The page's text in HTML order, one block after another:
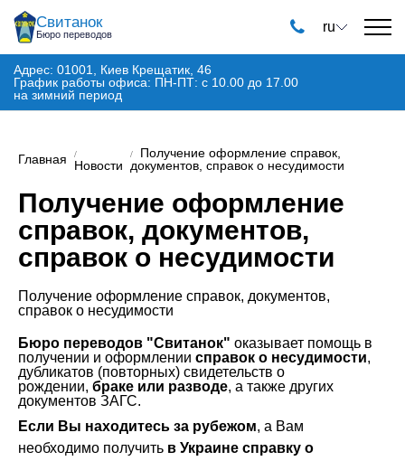
Адрес: 01001, Киев Крещатик, 46
График работы офиса: ПН-ПТ: с 10.00 до 17.00
на зимний период
Свитанок
Бюро переводов ru
Главная Новости
Получение оформление справок,
документов, справок о несудимости
Получение оформление
справок, документов,
справок о несудимости
Получение оформление справок, документов,
справок о несудимости
Бюро переводов "Свитанок" оказывает помощь в
получении и оформлении справок о несудимости,
дубликатов (повторных) свидетельств о
рождении, браке или разводе, а также других
документов ЗАГС.
Если Вы находитесь за рубежом, а Вам
необходимо получить в Украине справку о